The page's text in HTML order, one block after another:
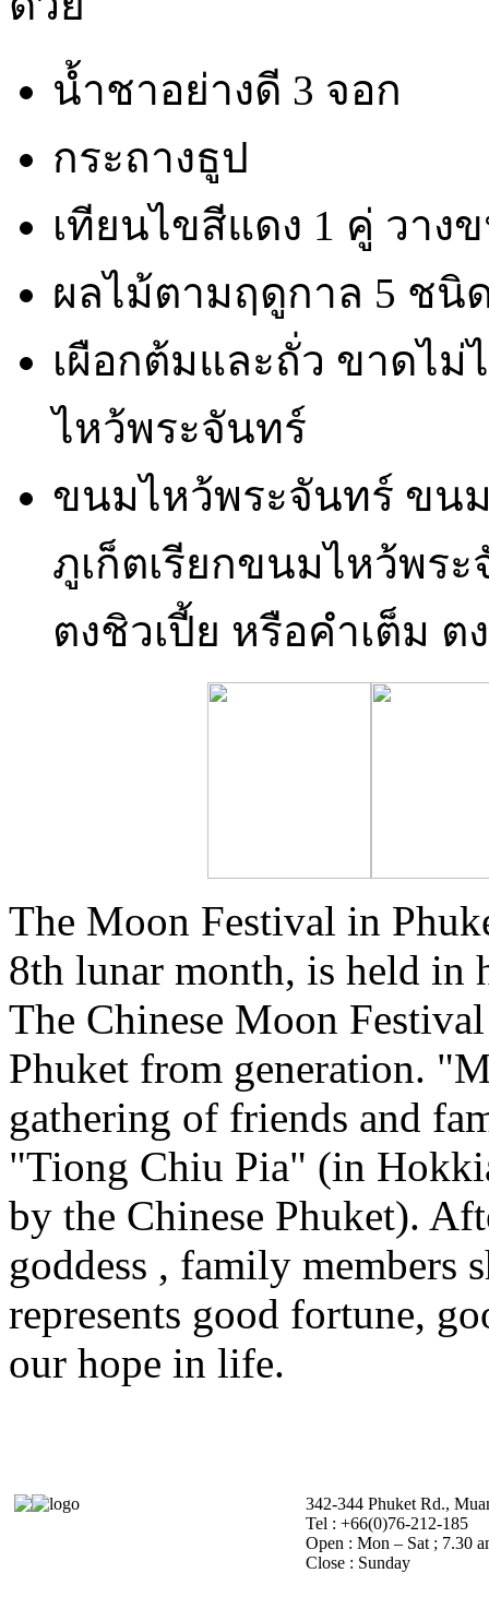
น้ำชาอย่างดี 3 จอก
กระถางธูป
เทียนไขสีแดง 1 คู่ วาง
ผลไม้ตามฤดูกาล 5 ชนิ
เผือกต้มและถั่ว ขาดไ
ไหว้พระจันทร์
ขนมไหว้พระจันทร์ ขน
ภูเก็ตเรียกขนมไหว้พร
ตงชิวเปี้ย หรือคำเต็ม ต
The Moon Festival in
8th lunar month, is held in
The Chinese Moon
Phuket from generation.
gathering of friends and
"Tiong Chiu Pia" (in
by the Chinese Phuket).
goddess , family members
represents good fortune,
our hope in life.
342-344 Phuket Rd.,
Tel : +66(0)76-212-185
Open : Mon – Sat ; 7.30
Close : Sunday